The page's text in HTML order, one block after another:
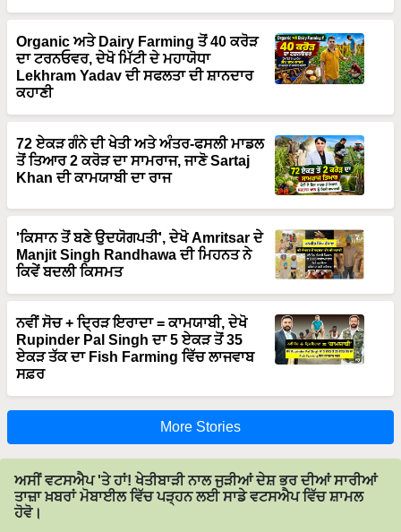
Organic ਅਤੇ Dairy Farming ਤੋਂ 40 ਕਰੋੜ
ਦਾ ਟਰਨਓਵਰ, ਦੇਖੋ ਮਿੱਟੀ ਦੇ ਮਹਾਯੋਧਾ
Lekhram Yadav ਦੀ ਸਫਲਤਾ ਦੀ ਸ਼ਾਨਦਾਰ
ਕਹਾਣੀ
72 ਏਕੜ ਗੰਨੇ ਦੀ ਖੇਤੀ ਅਤੇ ਅੰਤਰ-ਫਸਲੀ ਮਾਡਲ
ਤੋਂ ਤਿਆਰ 2 ਕਰੋੜ ਦਾ ਸਾਮਰਾਜ, ਜਾਣੋ Sartaj
Khan ਦੀ ਕਾਮਯਾਬੀ ਦਾ ਰਾਜ
'ਕਿਸਾਨ ਤੋਂ ਬਣੇ ਉਦਯੋਗਪਤੀ', ਦੇਖੋ Amritsar ਦੇ
Manjit Singh Randhawa ਦੀ ਮਿਹਨਤ ਨੇ
ਕਿਵੇਂ ਬਦਲੀ ਕਿਸਮਤ
ਨਵੀਂ ਸੋਚ + ਦ੍ਰਿੜ ਇਰਾਦਾ = ਕਾਮਯਾਬੀ, ਦੇਖੋ
Rupinder Pal Singh ਦਾ 5 ਏਕੜ ਤੋਂ 35
ਏਕੜ ਤੱਕ ਦਾ Fish Farming ਵਿੱਚ ਲਾਜਵਾਬ
ਸਫ਼ਰ
More Stories
ਅਸੀਂ ਵਟਸਐਪ 'ਤੇ ਹਾਂ! ਖੇਤੀਬਾੜੀ ਨਾਲ ਜੁੜੀਆਂ ਦੇਸ਼ ਭਰ ਦੀਆਂ ਸਾਰੀਆਂ
ਤਾਜ਼ਾ ਖ਼ਬਰਾਂ ਮੋਬਾਈਲ ਵਿੱਚ ਪੜ੍ਹਨ ਲਈ ਸਾਡੇ ਵਟਸਐਪ ਵਿੱਚ ਸ਼ਾਮਲ
ਹੋਵੋ।